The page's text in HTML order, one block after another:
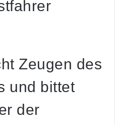
Zeugen des
und bittet
der